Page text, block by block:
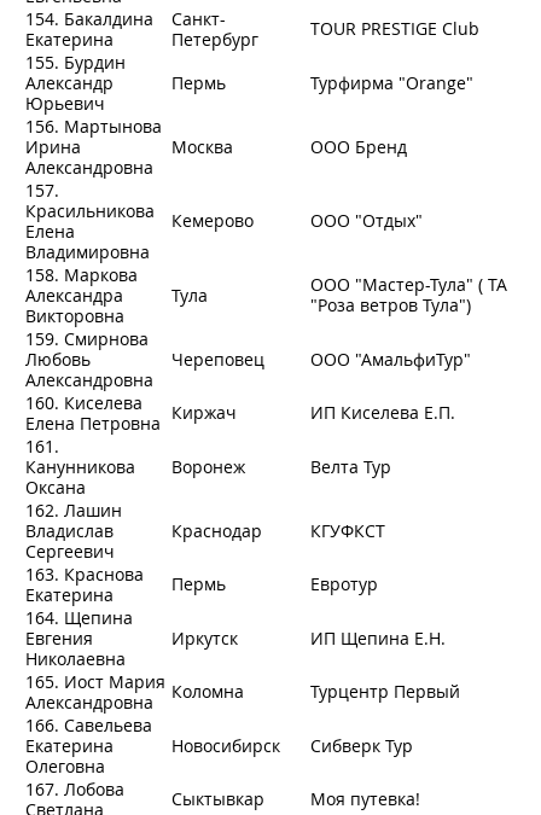
154. Бакалдина
Екатерина
Санкт-
Петербург
TOUR PRESTIGE Club
155. Бурдин
Александр
Юрьевич
Пермь
Турфирма "Orange"
156. Мартынова
Ирина
Александровна
Москва
ООО Бренд
157.
Красильникова
Елена
Владимировна
Кемерово ООО "Отдых"
158. Маркова
Александра
Викторовна
Тула
ООО "Мастер-Тула" ( ТА
"Роза ветров Тула")
159. Смирнова
Любовь
Александровна
Череповец
ООО "АмальфиТур"
160. Киселева
Елена Петровна Киржач
ИП Киселева Е.П.
161.
Канунникова
Оксана
Воронеж
Велта Тур
162. Лашин
Владислав
Сергеевич
Краснодар
КГУФКСТ
163. Краснова
Екатерина
Пермь
Евротур
164. Щепина
Евгения
Николаевна
Иркутск
ИП Щепина Е.Н.
165. Иост Мария
Александровна
Коломна
Турцентр Первый
166. Савельева
Екатерина
Олеговна
Новосибирск
Сибверк Тур
167. Лобова
Светлана
Сыктывкар
Моя путевка!